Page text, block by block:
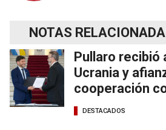
NOTAS
Pullaro recibió
Ucrania y
cooperación
DESTACADOS